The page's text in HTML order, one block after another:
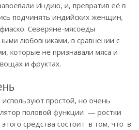
Индию, и, превратив её в
подчинять индийских женщин,
Северяне-мясоеды
любовниками, в сравнении с
которые не признавали мяса и
и фруктах.
простой, но очень
половой функции — ростки
средства состоит в том, что в